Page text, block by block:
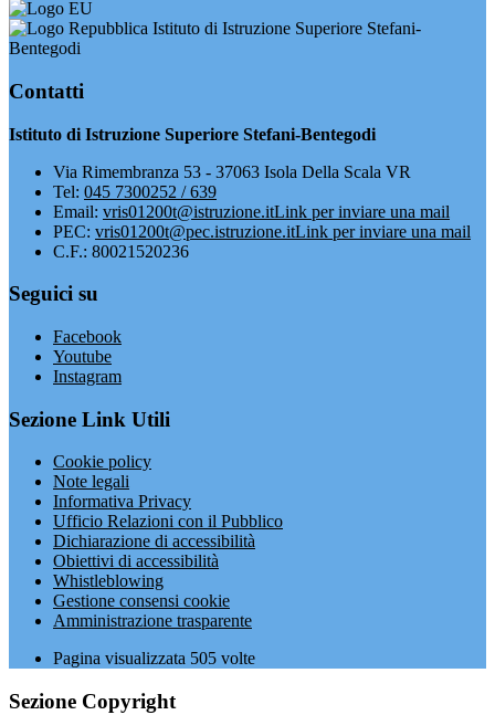
Istituto di Istruzione Superiore Stefani-
Bentegodi
Contatti
Istituto di Istruzione Superiore Stefani-Bentegodi
Via Rimembranza 53 - 37063 Isola Della Scala VR
Tel: 045 7300252 / 639
Email: vris01200t@istruzione.itLink per inviare una mail
PEC: vris01200t@pec.istruzione.itLink per inviare una mail
C.F.: 80021520236
Seguici su
Facebook
Youtube
Instagram
Sezione Link Utili
Cookie policy
Note legali
Informativa Privacy
Ufficio Relazioni con il Pubblico
Dichiarazione di accessibilità
Obiettivi di accessibilità
Whistleblowing
Gestione consensi cookie
Amministrazione trasparente
Pagina visualizzata 505 volte
Sezione Copyright